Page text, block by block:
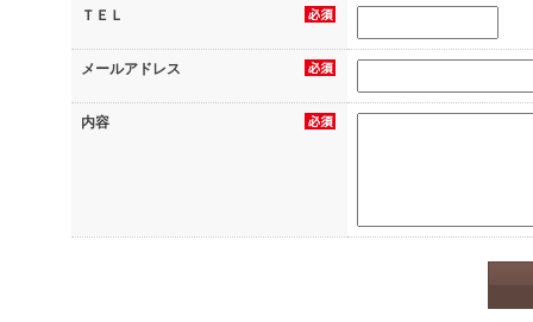
等の際に当社にご提供いた
に可能な限り管理し保護す
1.個人情報の利用目的
いた目的に応じて次のと
し、他の利用はいたしませ
ＴＥＬ
メールアドレス
内容